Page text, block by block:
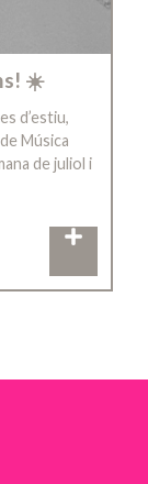
☀️
d’estiu,
Música
de juliol i